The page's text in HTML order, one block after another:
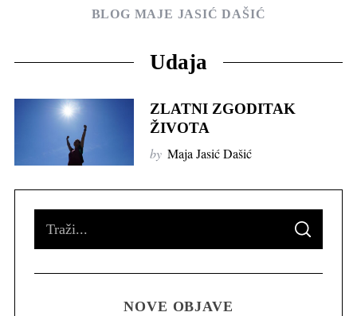
BLOG MAJE JASIĆ DAŠIĆ
Udaja
ZLATNI ZGODITAK
ŽIVOTA
by Maja Jasić Dašić
S
A
C
NOVE OBJAVE